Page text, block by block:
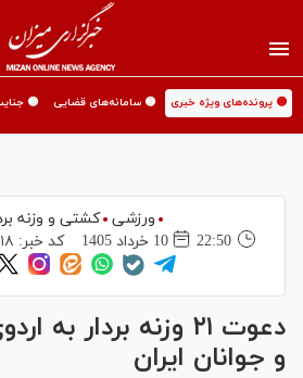
🟡 پرونده‌های ویژه خبری 🟡 سامانه‌های قضایی 🟡
ورزشی
کشتی و وزنه
22:50
10 خرداد 1405 کد خبر:
دعوت ۲۱ وزنه بردار
و جوانان ایران